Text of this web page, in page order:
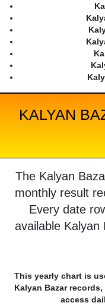
KALYAN
The Kalyan
monthly result
Every date
available
This yearly chart is
Kalyan Bazar
access